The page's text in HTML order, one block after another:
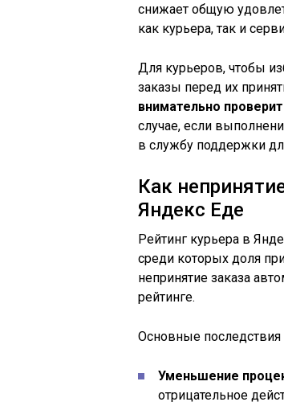
снижает общую
как курьера, так и
Для курьеров, чтобы
заказы перед их
внимательно
случае, если
в службу поддержки
Как
Яндекс Еде
Рейтинг курьера в
среди которых доля
непринятие заказа
рейтинге.
Основные последствия
Уменьшение
отрицательное